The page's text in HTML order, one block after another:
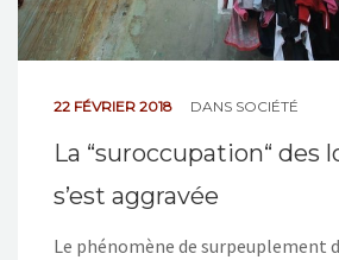
22 FÉVRIER 2018 DANS SOCIÉTÉ
La “suroccupation“ des
s’est aggravée
Le phénomène de surpeuplement